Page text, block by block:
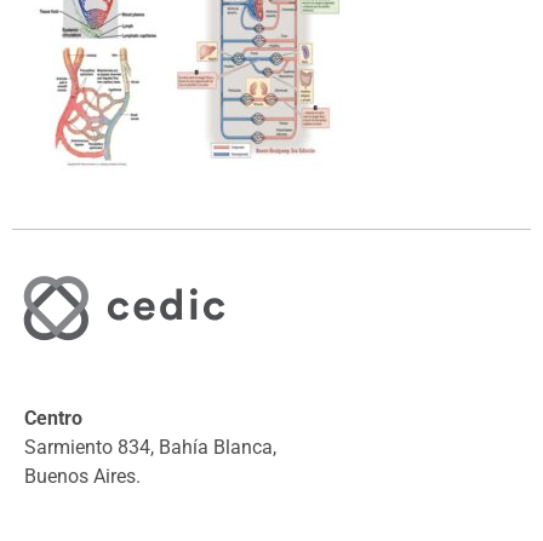
Centro
Sarmiento 834, Bahía Blanca,
Buenos Aires.